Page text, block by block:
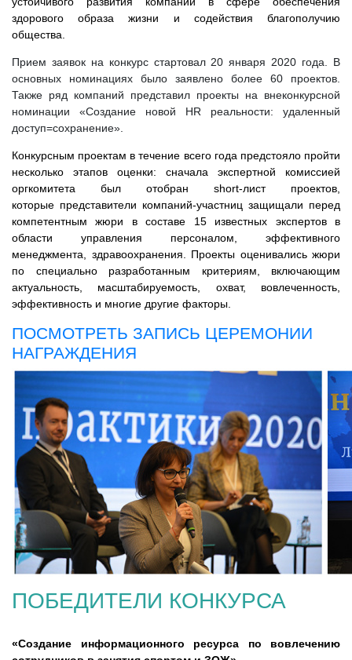
здорового образа жизни и содействия благополучию
общества.
Прием заявок на конкурс стартовал 20 января 2020 года. В
основных номинациях было заявлено более 60 проектов.
Также ряд компаний представил проекты на внеконкурсной
номинации «Создание новой HR реальности: удаленный
доступ=сохранение».
Конкурсным проектам в течение всего года предстояло пройти
несколько этапов оценки: cначала экспертной комиссией
оргкомитета был отобран short-лист проектов,
которые представители компаний-участниц защищали перед
компетентным жюри в составе 15 известных экспертов в
области управления персоналом, эффективного
менеджмента, здравоохранения. Проекты оценивались жюри
по специально разработанным критериям, включающим
актуальность, масштабируемость, охват, вовлеченность,
эффективность и многие другие факторы.
ПОСМОТРЕТЬ ЗАПИСЬ ЦЕРЕМОНИИ
НАГРАЖДЕНИЯ
ПОБЕДИТЕЛИ КОНКУРСА
«Создание информационного ресурса по вовлечению